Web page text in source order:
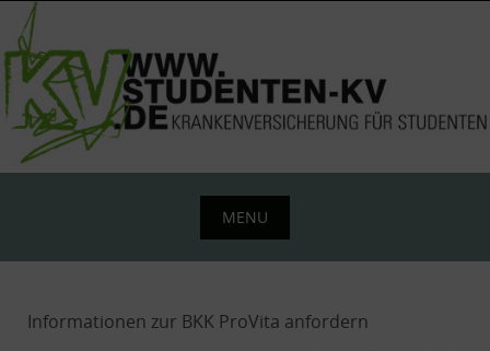
Skip
content
MENU
Skip
content
Informationen zur BKK ProVita anfordern